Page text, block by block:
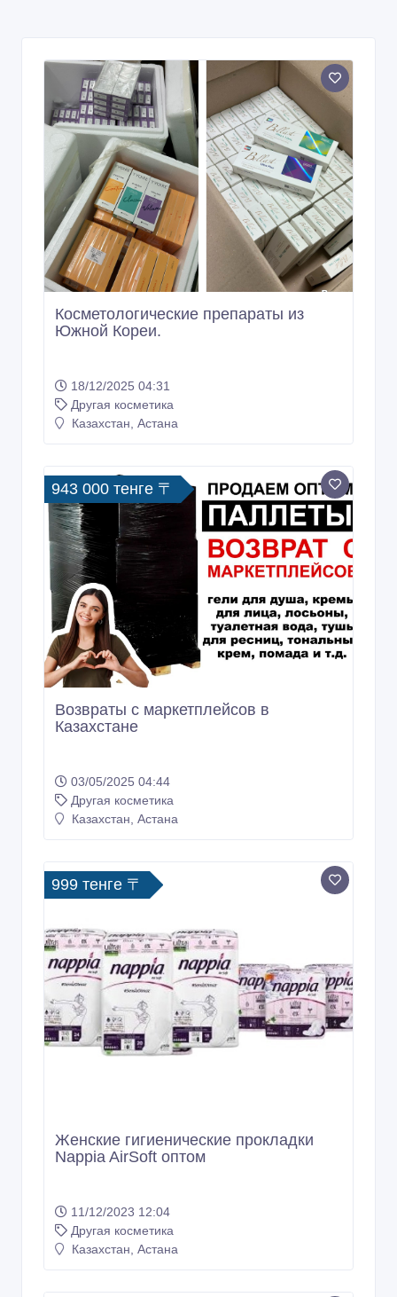
Косметологические препараты из
Южной Кореи.
18/12/2025 04:31
Другая косметика
Казахстан, Астана
943 000 тенге 〒
Возвраты с маркетплейсов в
Казахстане
03/05/2025 04:44
Другая косметика
Казахстан, Астана
999 тенге 〒
Женские гигиенические прокладки
Nappia AirSoft оптом
11/12/2023 12:04
Другая косметика
Казахстан, Астана